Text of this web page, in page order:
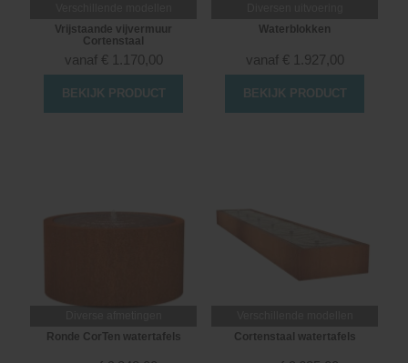
Vrijstaande vijvermuur
Cortenstaal
vanaf € 1.170,00
BEKIJK PRODUCT
Waterblokken
vanaf € 1.927,00
BEKIJK PRODUCT
Ronde CorTen watertafels
Cortenstaal watertafels